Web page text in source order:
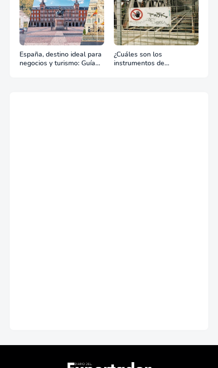
España, destino ideal para
negocios y turismo: Guía
¿Cuáles son los
instrumentos de